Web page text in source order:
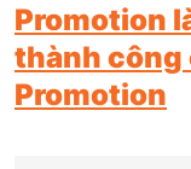
Promotion
thành công
Promotion